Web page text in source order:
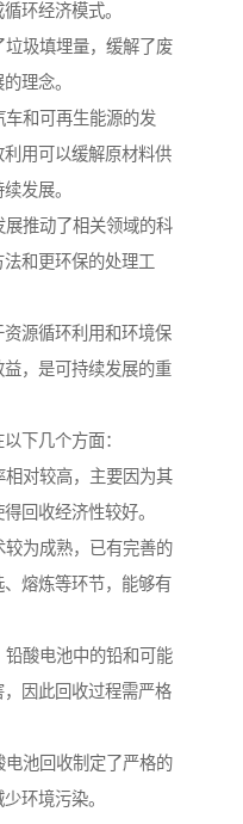
环经济模式。
圾填埋量，缓解了废
理念。
和可再生能源的发
用可以缓解原材料供
发展。
推动了相关领域的科
和更环保的处理工
源循环利用和环境保
，是可持续发展的重
下几个方面：
对较高，主要因为其
回收经济性较好。
为成熟，已有完善的
、熔炼等环节，能够有
酸电池中的铅和可能
因此回收过程需严格
池回收制定了严格的
环境污染。